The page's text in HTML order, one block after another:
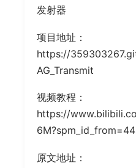
发射器
项目地址：
https://
AG_Transmit
视频教程：
https://
原文地址：